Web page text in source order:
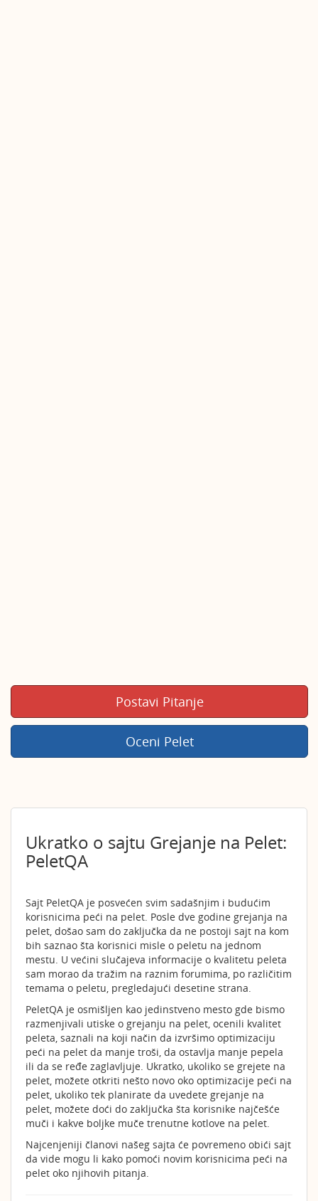
Postavi Pitanje
Oceni Pelet
Ukratko o sajtu Grejanje na Pelet:
PeletQA
Sajt PeletQA je posvećen svim sadašnjim i budućim
korisnicima peći na pelet. Posle dve godine grejanja na
pelet, došao sam do zaključka da ne postoji sajt na kom
bih saznao šta korisnici misle o peletu na jednom
mestu. U većini slučajeva informacije o kvalitetu peleta
sam morao da tražim na raznim forumima, po različitim
temama o peletu, pregledajući desetine strana.
PeletQA je osmišljen kao jedinstveno mesto gde bismo
razmenjivali utiske o grejanju na pelet, ocenili kvalitet
peleta, saznali na koji način da izvršimo optimizaciju
peći na pelet da manje troši, da ostavlja manje pepela
ili da se ređe zaglavljuje. Ukratko, ukoliko se grejete na
pelet, možete otkriti nešto novo oko optimizacije peći na
pelet, ukoliko tek planirate da uvedete grejanje na
pelet, možete doći do zaključka šta korisnike najčešće
muči i kakve boljke muče trenutne kotlove na pelet.
Najcenjeniji članovi našeg sajta će povremeno obići sajt
da vide mogu li kako pomoći novim korisnicima peći na
pelet oko njihovih pitanja.